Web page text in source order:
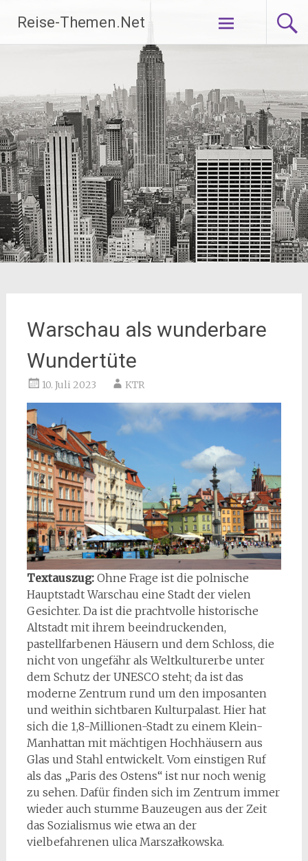
Inhalt
springen
Reise-Themen.Net
Warschau als wunderbare
Wundertüte
10. Juli 2023 KTR
Textauszug: Ohne Frage ist die polnische
Hauptstadt Warschau eine Stadt der vielen
Gesichter. Da ist die prachtvolle historische
Altstadt mit ihrem beeindruckenden,
pastellfarbenen Häusern und dem Schloss, die
nicht von ungefähr als Weltkulturerbe unter
dem Schutz der UNESCO steht; da ist das
moderne Zentrum rund um den imposanten
und weithin sichtbaren Kulturpalast. Hier hat
sich die 1,8-Millionen-Stadt zu einem Klein-
Manhattan mit mächtigen Hochhäusern aus
Glas und Stahl entwickelt. Vom einstigen Ruf
als das „Paris des Ostens“ ist nur noch wenig
zu sehen. Dafür finden sich im Zentrum immer
wieder auch stumme Bauzeugen aus der Zeit
das Sozialismus wie etwa an der
vielbefahrenen ulica Marszałkowska.